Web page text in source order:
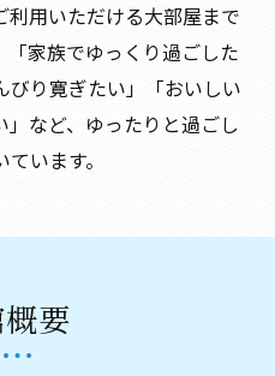
利用いただける大部屋まで
家族でゆっくり過ごした
びり寛ぎたい」「おいしい
など、ゆったりと過ごし
います。
要